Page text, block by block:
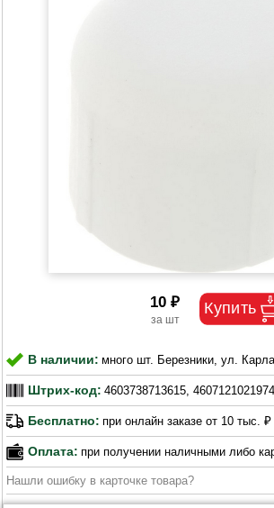
10 ₽
В наличии: много шт. Березники, ул.
Штрих-код: 4603738713615, 4607121021974
Бесплатно: при онлайн заказе от 10 тыс. ₽
Оплата: при получении наличными либо
Нашли ошибку в карточке товара?